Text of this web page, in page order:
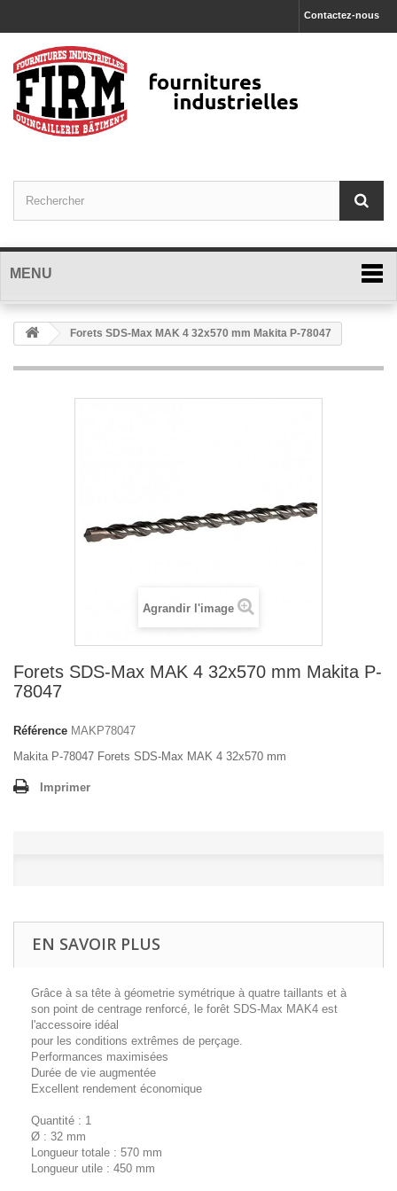
Contactez-nous
MENU
Forets SDS-Max MAK 4 32x570 mm Makita P-78047
Agrandir l'image
Forets SDS-Max MAK 4 32x570 mm Makita P-
78047
Référence MAKP78047
Makita P-78047 Forets SDS-Max MAK 4 32x570 mm
Imprimer
EN SAVOIR PLUS
Grâce à sa tête à géometrie symétrique à quatre taillants et à
son point de centrage renforcé, le forêt SDS-Max MAK4 est
l'accessoire idéal
pour les conditions extrêmes de perçage.
Performances maximisées
Durée de vie augmentée
Excellent rendement économique
Quantité : 1
Ø : 32 mm
Longueur totale : 570 mm
Longueur utile : 450 mm